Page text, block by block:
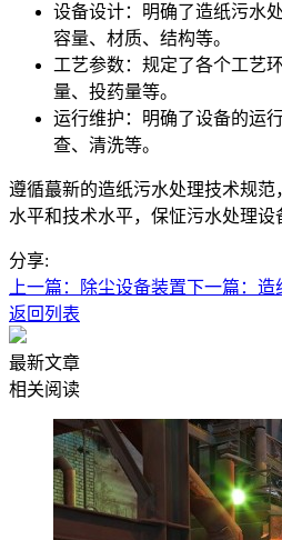
设备设计：明确了造纸污水
容量、材质、结构等。
工艺参数：规定了各个工艺
量、投药量等。
运行维护：明确了设备的运
查、清洗等。
遵循蕞新的造纸污水处理技术规
水平和技术水平，保怔污水处理设
分享:
上一篇：除尘设备装置下一篇：造
返回列表
最新文章
相关阅读